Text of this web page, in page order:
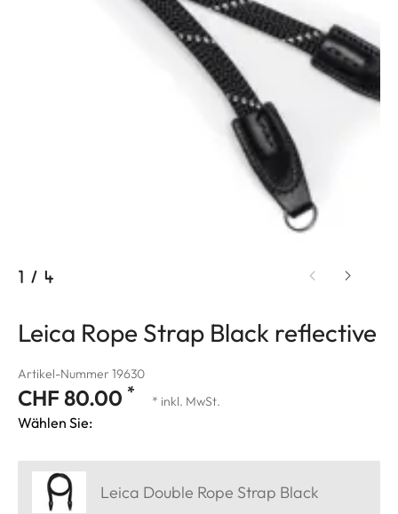
1 / 4
Leica Rope Strap Black reflective
Artikel-Nummer 19630
CHF 80.00 * * inkl. MwSt.
Wählen Sie:
Leica Double Rope Strap Black